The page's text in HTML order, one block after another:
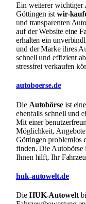
Ein weiterer wichtiger
Göttingen ist wir-
und transparenten
auf der Website eine
erhalten ein
und der Marke ihres
schnell und effizient
stressfrei verkaufen
autoboerse.de
Die Autobörseist
ebenfalls schnell und
Mit einer
Möglichkeit,
Göttingen problemlos
finden. Die Autobörse
Ihnen hilft, Ihr
huk-autowelt.de
Die HUK-Autowelt